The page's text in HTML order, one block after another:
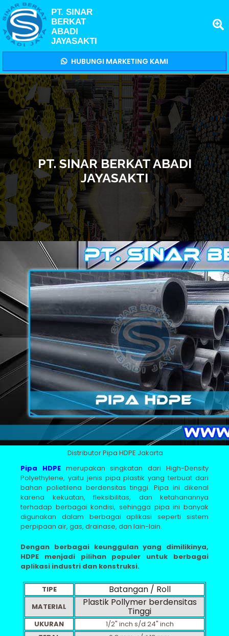
PT. SINAR
BERKAT
ABADI
JAYASAKTI
HUBUNGI MARKETING KAMI
PT. SINAR BERKAT ABADI
JAYASAKTI
Distributor Pipa HDPE Jakarta
Pipa HDPEmerupakan singkatan dari High-Density
Polyethylene, yaitu jenis pipa plastik yang terbuat dari
bahan polietilena berdensitas tinggi. Pipa ini dikenal
karena kekuatan, fleksibilitas, dan ketahanannya
terhadap berbagai kondisi, sehingga pipa ini banyak
digunakan dalam berbagai aplikasi seperti sistem
perpipaan air, gas, drainase, dan lain-lain.
Dengan berbagai keunggulan yang dimilikinya,
HDPE menjadi pilihan populer untuk berbagai
aplikasi industri dan konstruksi.
TIPE Batangan / Roll
MATERIAL Plastik Pollymer berdensitas
Tinggi
UKURAN
1/2" inch s/d 24" inch